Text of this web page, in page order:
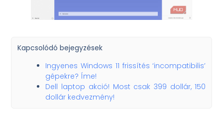
Kapcsolódó bejegyzések
Ingyenes Windows 11 frissítés ‘incompatibilis’
gépekre? Íme!
Dell laptop akció! Most csak 399 dollár, 150
dollár kedvezmény!